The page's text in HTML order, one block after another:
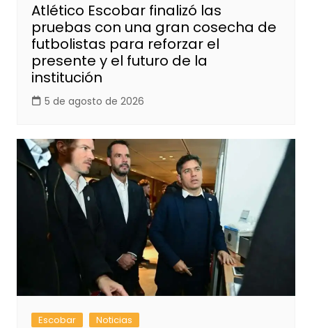
Atlético Escobar finalizó las
pruebas con una gran cosecha de
futbolistas para reforzar el
presente y el futuro de la
institución
5 de agosto de 2026
Escobar Noticias